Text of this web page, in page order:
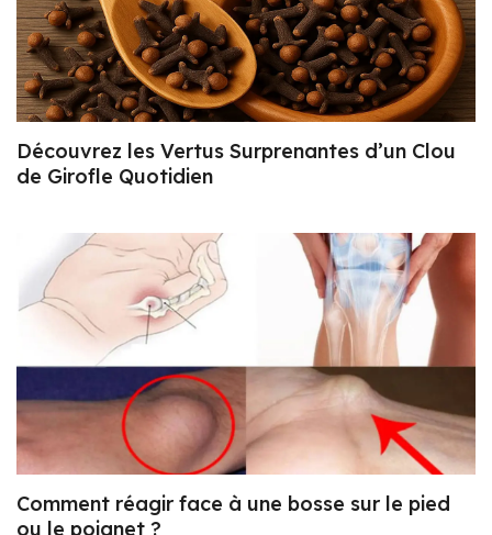
Découvrez les Vertus Surprenantes d’un Clou
de Girofle Quotidien
Comment réagir face à une bosse sur le pied
ou le poignet ?